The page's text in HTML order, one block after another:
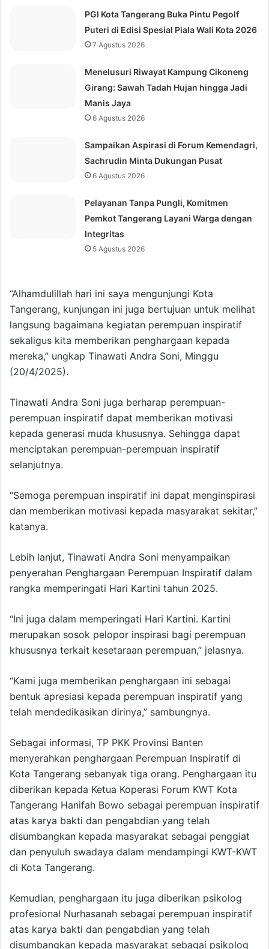
PGI Kota Tangerang Buka Pintu Pegolf
Puteri di Edisi Spesial Piala Wali Kota 2026
7 Agustus 2026
Menelusuri Riwayat Kampung Cikoneng
Girang: Sawah Tadah Hujan hingga Jadi
Manis Jaya
6 Agustus 2026
Sampaikan Aspirasi di Forum Kemendagri,
Sachrudin Minta Dukungan Pusat
6 Agustus 2026
Pelayanan Tanpa Pungli, Komitmen
Pemkot Tangerang Layani Warga dengan
Integritas
5 Agustus 2026
“Alhamdulillah hari ini saya mengunjungi Kota
Tangerang, kunjungan ini juga bertujuan untuk melihat
langsung bagaimana kegiatan perempuan inspiratif
sekaligus kita memberikan penghargaan kepada
mereka,” ungkap Tinawati Andra Soni, Minggu
(20/4/2025).
Tinawati Andra Soni juga berharap perempuan-
perempuan inspiratif dapat memberikan motivasi
kepada generasi muda khususnya. Sehingga dapat
menciptakan perempuan-perempuan inspiratif
selanjutnya.
“Semoga perempuan inspiratif ini dapat menginspirasi
dan memberikan motivasi kepada masyarakat sekitar,”
katanya.
Lebih lanjut, Tinawati Andra Soni menyampaikan
penyerahan Penghargaan Perempuan Inspiratif dalam
rangka memperingati Hari Kartini tahun 2025.
“Ini juga dalam memperingati Hari Kartini. Kartini
merupakan sosok pelopor inspirasi bagi perempuan
khususnya terkait kesetaraan perempuan,” jelasnya.
“Kami juga memberikan penghargaan ini sebagai
bentuk apresiasi kepada perempuan inspiratif yang
telah mendedikasikan dirinya,” sambungnya.
Sebagai informasi, TP PKK Provinsi Banten
menyerahkan penghargaan Perempuan Inspiratif di
Kota Tangerang sebanyak tiga orang. Penghargaan itu
diberikan kepada Ketua Koperasi Forum KWT Kota
Tangerang Hanifah Bowo sebagai perempuan inspiratif
atas karya bakti dan pengabdian yang telah
disumbangkan kepada masyarakat sebagai penggiat
dan penyuluh swadaya dalam mendampingi KWT-KWT
di Kota Tangerang.
Kemudian, penghargaan itu juga diberikan psikolog
profesional Nurhasanah sebagai perempuan inspiratif
atas karya bakti dan pengabdian yang telah
disumbangkan kepada masyarakat sebagai psikolog